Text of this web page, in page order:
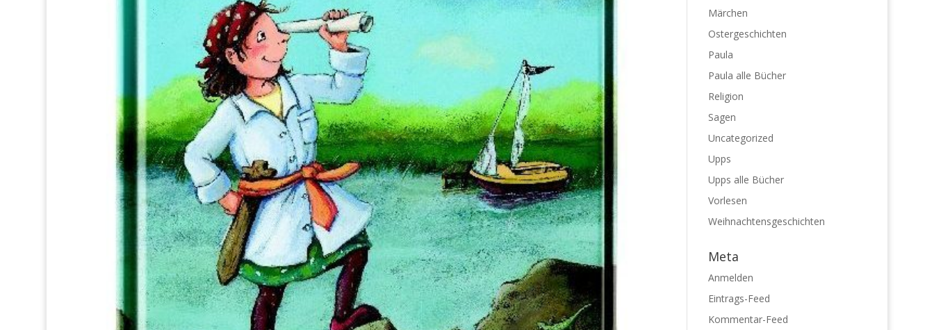
Märchen
Ostergeschichten
Paula
Paula alle Bücher
Religion
Sagen
Uncategorized
Upps
Upps alle Bücher
Vorlesen
Weihnachtensgeschichten
Meta
Anmelden
Eintrags-Feed
Kommentar-Feed